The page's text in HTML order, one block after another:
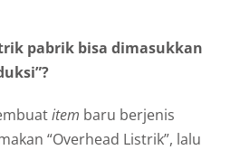
pabrik bisa dimasukkan
item baru berjenis
“Overhead Listrik”, lalu